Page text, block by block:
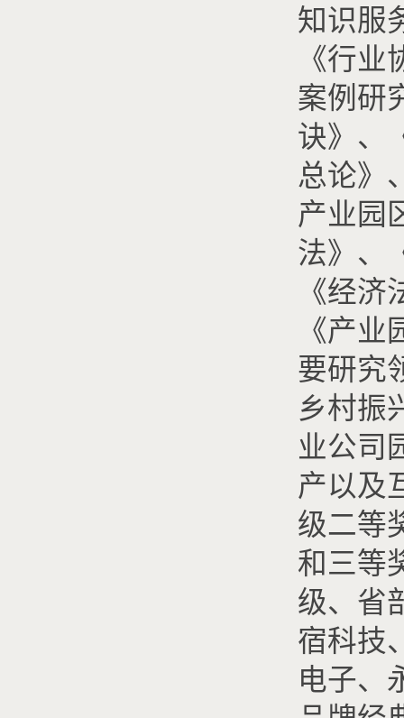
知识服
《行
案例研
诀》、
总论》
产业园
法》、
《经
《产
要研究
乡村振
业公司
产以及
级二等
和三等
级、省
宿科技
电子、